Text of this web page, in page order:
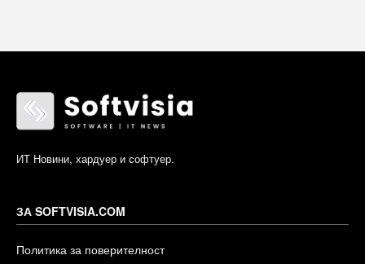
ИТ Новини, хардуер и софтуер.
ЗА SOFTVISIA.COM
Политика за поверителност